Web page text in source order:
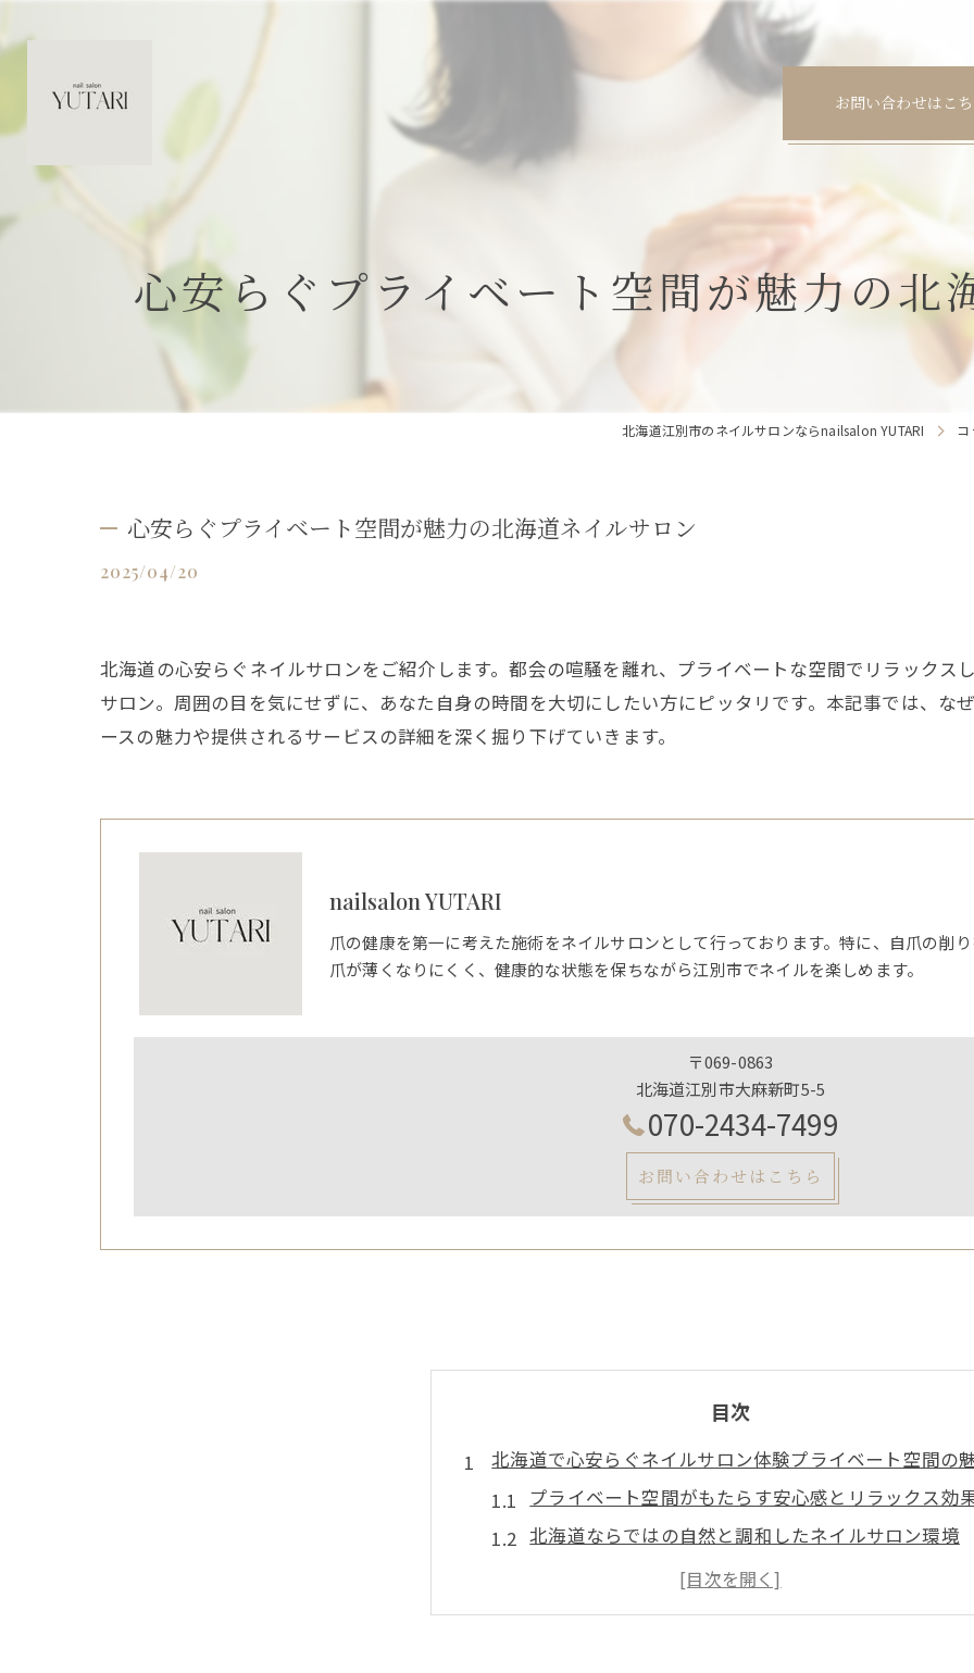
お問い合わせはこ
心安らぐプライベート空間が魅力の北
北海道江別市のネイルサロンならnailsalon YUTARI コ
心安らぐプライベート空間が魅力の北海道ネイルサロン
2025/04/20
北海道の心安らぐネイルサロンをご紹介します。都会の喧騒を離れ、プライベートな空間でリラックス
サロン。周囲の目を気にせずに、あなた自身の時間を大切にしたい方にピッタリです。本記事では、な
ースの魅力や提供されるサービスの詳細を深く掘り下げていきます。
nailsalon YUTARI
爪の健康を第一に考えた施術をネイルサロンとして行っております。特に、自爪の削
爪が薄くなりにくく、健康的な状態を保ちながら江別市でネイルを楽しめます。
〒069-0863
北海道江別市大麻新町5-5
070-2434-7499
お問い合わせはこちら
目次
北海道で心安らぐネイルサロン体験プライベート空間の
プライベート空間がもたらす安心感とリラックス効
北海道ならではの自然と調和したネイルサロン環境
他のお客様を気にせず自分だけの贅沢な時間を
心安らぐ空間で受ける専門的なネイルケア